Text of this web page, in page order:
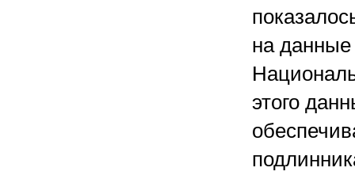
на данные
этого